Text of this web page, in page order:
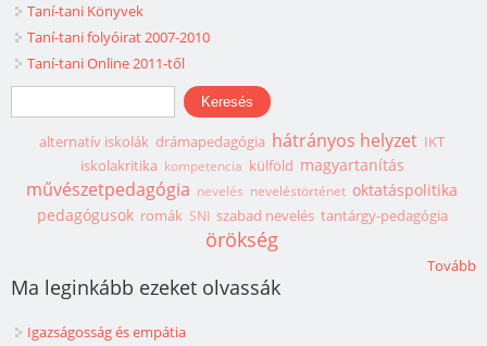
Taní-tani Könyvek
Taní-tani folyóirat 2007-2010
Taní-tani Online 2011-től
Keresés űrlap
Keresés
alternatív iskolák drámapedagógia hátrányos helyzet IKT
iskolakritika kompetencia külföld magyartanítás
művészetpedagógia nevelés neveléstörténet oktatáspolitika
pedagógusok romák SNI szabad nevelés tantárgy-pedagógia
örökség
Tovább
Ma leginkább ezeket olvassák
Igazságosság és empátia